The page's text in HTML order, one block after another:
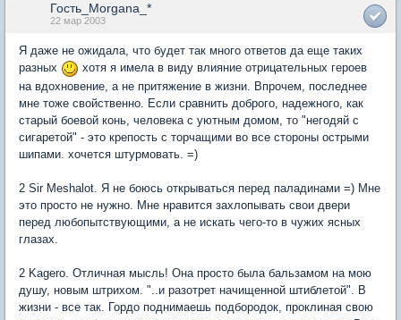
Гость_Morgana_*
22 мар 2003
Я даже не ожидала, что будет так много ответов да еще таких
разных
хотя я имела в виду влияние отрицательных героев
на вдохновение, а не притяжение в жизни. Впрочем, последнее
мне тоже свойственно. Если сравнить доброго, надежного, как
старый боевой конь, человека с уютным домом, то "негодяй с
сигаретой" - это крепость с торчащими во все стороны острыми
шипами. хочется штурмовать. =)
2 Sir Meshalot. Я не боюсь открываться перед паладинами =) Мне
это просто не нужно. Мне нравится захлопывать свои двери
перед любопытствующими, а не искать чего-то в чужих ясных
глазах.
2 Kagero. Отличная мысль! Она просто была бальзамом на мою
душу, новым штрихом. "..и разотрет начищенной штиблетой". В
жизни - все так. Гордо поднимаешь подбородок, проклиная свою